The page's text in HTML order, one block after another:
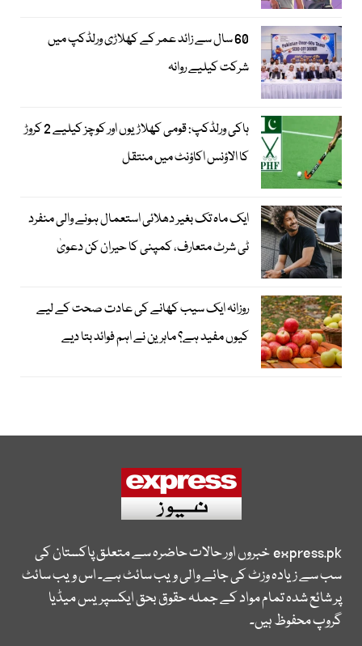
60 سال سے زائد عمر کے کھلاڑی ورلڈکپ میں
شرکت کیلیے روانہ
ہاکی ورلڈکپ: قومی کھلاڑیوں اور کوچز کیلیے 2 کروڑ
کا الاؤنس اکاؤنٹ میں منتقل
ایک ماہ تک بغیر دھلائی استعمال ہونے والی منفرد
ٹی شرٹ متعارف، کمپنی کا حیران کن دعویٰ
روزانہ ایک سیب کھانے کی عادت صحت کے لیے
کیوں مفید ہے؟ ماہرین نے اہم فوائد بتا دیے
express.pkخبروں اور حالات حاضرہ سے متعلق پاکستان کی
سب سے زیادہ وزٹ کی جانے والی ویب سائٹ ہے۔ اس ویب سائٹ
پر شائع شدہ تمام مواد کے جملہ حقوق بحق ایکسپریس میڈیا
گروپ محفوظ ہیں۔